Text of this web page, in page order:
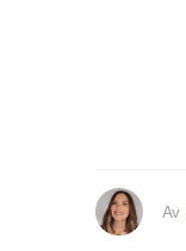
Av